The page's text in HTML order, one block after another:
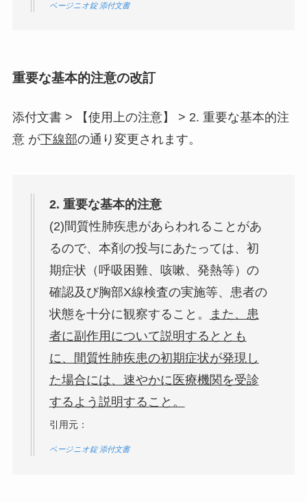
ベージニオ錠 添付文書
重要な基本的注意の改訂
添付文書 > 【使用上の注意】 > 2. 重要な基本的注
意 が下線部の通り変更されます。
2. 重要な基本的注意
(2)間質性肺疾患があらわれることがあ
るので、本剤の投与にあたっては、初
期症状（呼吸困難、咳嗽、発熱等）の
確認及び胸部X線検査の実施等、患者の
状態を十分に観察すること。
また、患
者に副作用について説明するととも
に、間質性肺疾患の初期症状が発現し
た場合には、速やかに医療機関を受診
するよう説明すること。
引用元：
ベージニオ錠 添付文書